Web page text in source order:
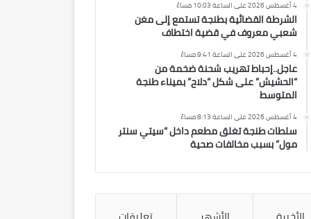
4 أغسطس 2026 على الساعة 10:03 مساءً
الشرطة القضائية بطنجة تستمع إلى مغن
شعبي معروف في قضية اختطاف
4 أغسطس 2026 على الساعة 9:41 مساءً
عاجل..إحباط تهريب شحنة ضخمة من
“الحشيش” على شكل “دلاح” بميناء طنجة
المتوسط
4 أغسطس 2026 على الساعة 8:13 مساءً
سلطات طنجة تغلق مطعم داخل “سيتي سنتر
مول” بسبب مخالفات صحية